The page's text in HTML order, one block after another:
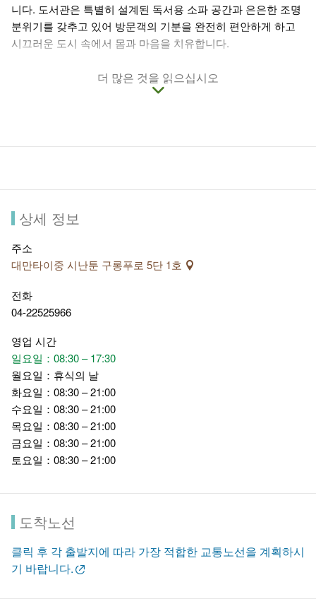
니다. 도서관은 특별히 설계된 독서용 소파 공간과 은은한 조명
분위기를 갖추고 있어 방문객의 기분을 완전히 편안하게 하고
시끄러운 도시 속에서 몸과 마음을 치유합니다.
더 많은 것을 읽으십시오
상세 정보
주소
대만타이중 시난툰 구롱푸로 5단 1호
전화
04-22525966
영업 시간
일요일：08:30 – 17:30
월요일：휴식의 날
화요일：08:30 – 21:00
수요일：08:30 – 21:00
목요일：08:30 – 21:00
금요일：08:30 – 21:00
토요일：08:30 – 21:00
도착노선
클릭 후 각 출발지에 따라 가장 적합한 교통노선을 계획하시
기 바랍니다.